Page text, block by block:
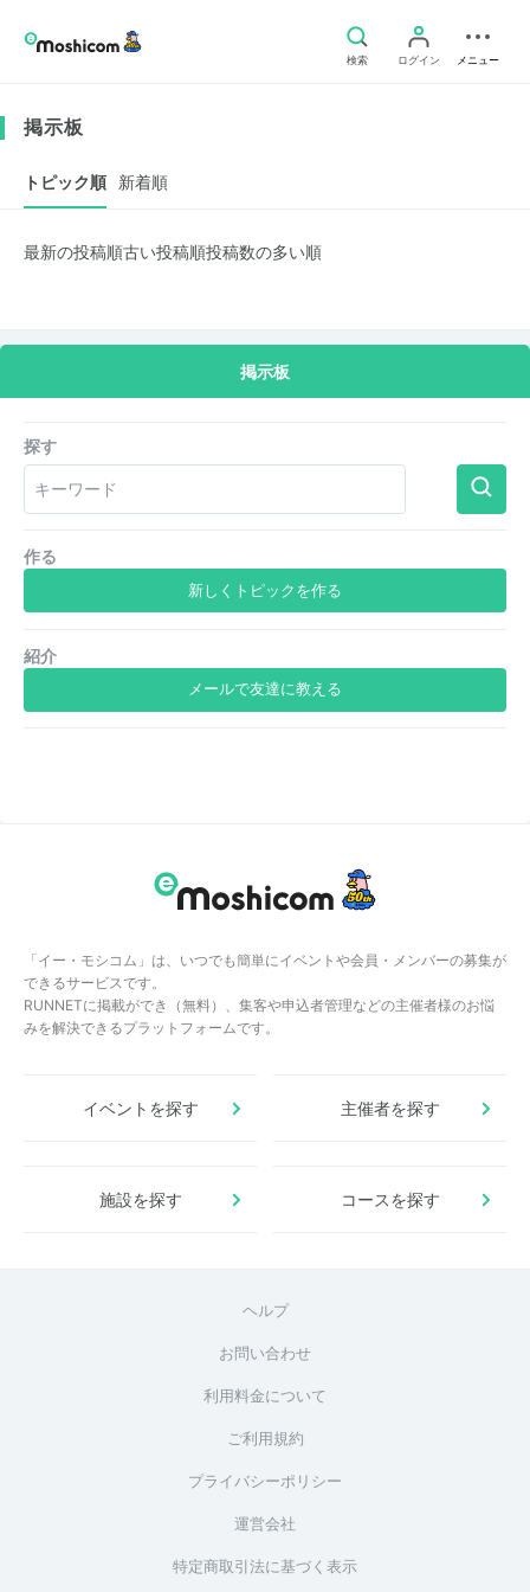
検索 ログイン メニュー
掲示板
トピック順 新着順
最新の投稿順古い投稿順投稿数の多い順
掲示板
探す
作る
新しくトピックを作る
紹介
メールで友達に教える
「イー・モシコム」は、いつでも簡単にイベントや会員・メンバーの募集が
できるサービスです。
RUNNETに掲載ができ（無料）、集客や申込者管理などの主催者様のお悩
みを解決できるプラットフォームです。
イベントを探す 主催者を探す
施設を探す コースを探す
ヘルプ
お問い合わせ
利用料金について
ご利用規約
プライバシーポリシー
運営会社
特定商取引法に基づく表示